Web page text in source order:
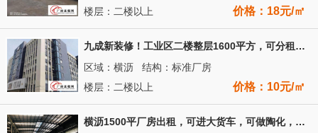
楼层：二楼以上
价格：18元/㎡
九成新装修！工业区二楼整层1600平方，可分租，水电齐全
区域：横沥 结构：标准厂房
楼层：二楼以上
价格：10元/㎡
横沥1500平厂房出租，可进大货车，可做陶化，硅烷化等